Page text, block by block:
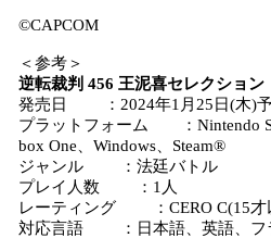
©CAPCOM
＜参考＞
逆転裁判 456 王泥喜セレクション
発売日 ：2024年1月25日(木)
プラットフォーム ：Nintendo
box One、Windows、Steam®
ジャンル ：法廷バトル
プレイ人数 ：1人
レーティング ：CERO C(15才
対応言語 ：日本語、英語、フ